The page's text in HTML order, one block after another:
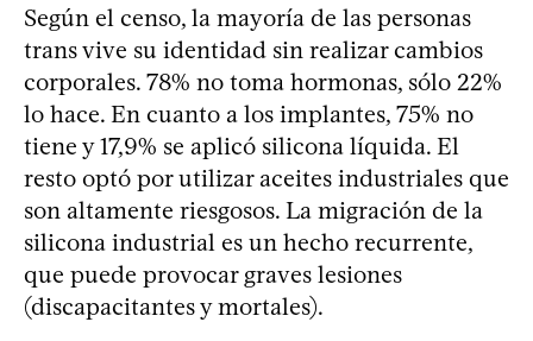
Según el censo, la mayoría de las personas
trans vive su identidad sin realizar cambios
corporales. 78% no toma hormonas, sólo 22%
lo hace. En cuanto a los implantes, 75% no
tiene y 17,9% se aplicó silicona líquida. El
resto optó por utilizar aceites industriales que
son altamente riesgosos. La migración de la
silicona industrial es un hecho recurrente,
que puede provocar graves lesiones
(discapacitantes y mortales).